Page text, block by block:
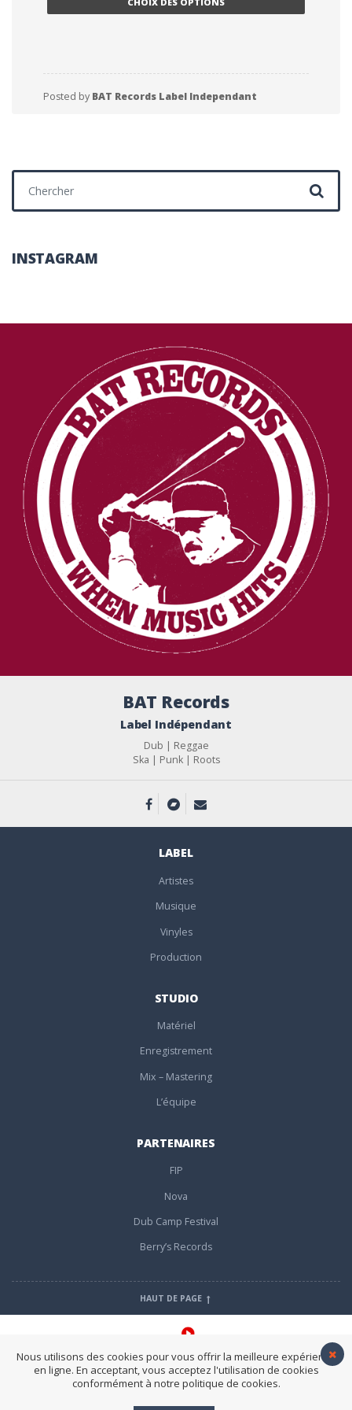
être choisies sur la page du produit
Posted by BAT Records Label Independant
INSTAGRAM
BAT Records
Label Indépendant
Dub | Reggae
Ska | Punk | Roots
LABEL
Artistes
Musique
Vinyles
Production
STUDIO
Matériel
Enregistrement
Mix – Mastering
L’équipe
PARTENAIRES
FIP
Nova
Dub Camp Festival
Berry’s Records
HAUT DE PAGE
Nous utilisons des cookies pour vous offrir la meilleure expérience
en ligne. En acceptant, vous acceptez l'utilisation de cookies
conformément à notre politique de cookies.